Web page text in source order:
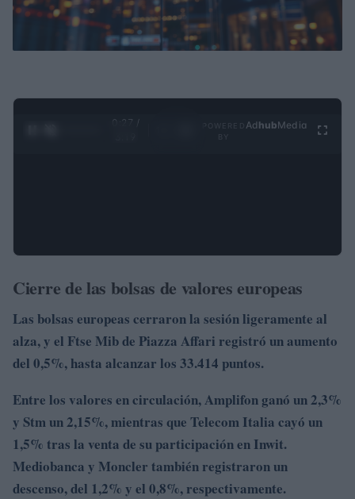
0:28 /
Ad hubMedia
Cierre de las bolsas de valores europeas
Las bolsas europeas cerraron la sesión ligeramente al
alza, y el Ftse Mib de Piazza Affari registró un aumento
del 0,5%, hasta alcanzar los 33.414 puntos.
Entre los valores en circulación, Amplifon ganó un 2,3%
y Stm un 2,15%, mientras que Telecom Italia cayó un
1,5% tras la venta de su participación en Inwit.
Mediobanca y Moncler también registraron un
descenso, del 1,2% y el 0,8%, respectivamente.